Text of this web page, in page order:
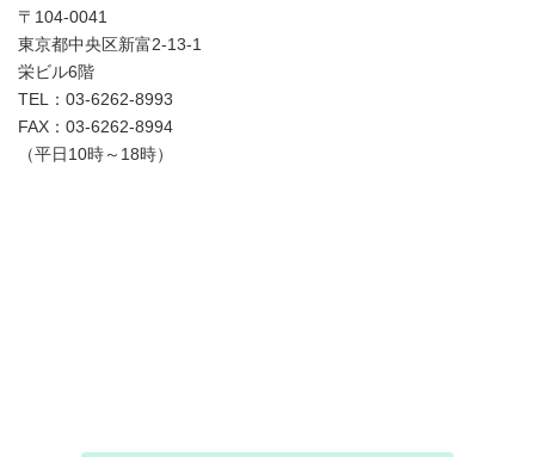
〒104-0041
東京都中央区新富2-13-1
栄ビル6階
TEL：03-6262-8993
FAX：03-6262-8994
（平日10時～18時）